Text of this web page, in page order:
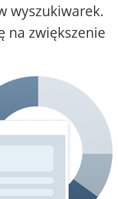
wyszukiwarek.
na zwiększenie